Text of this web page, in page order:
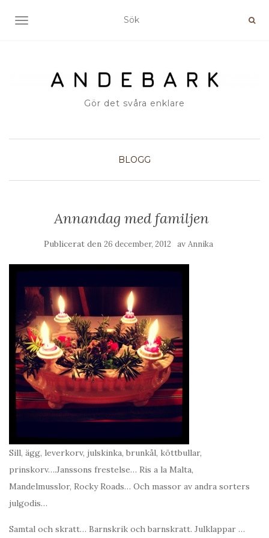
SLÅ PÅ/AV NAVIGERING
Gör det svåra enklare
BLOGG
Annandag med familjen
Publicerat den 26 december, 2012 av Annika
Sill, ägg, leverkorv, julskinka, brunkål, köttbullar,
prinskorv….Janssons frestelse… Ris a la Malta,
Mandelmusslor, Rocky Roads… Och massor av andra sorters
julgodis…
Samtal och skratt… Barnskrik och barnskratt. Julklappar …